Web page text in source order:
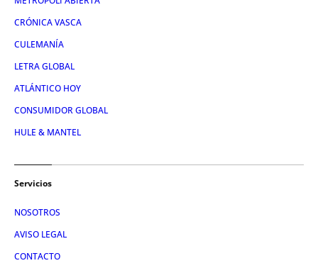
CRÓNICA VASCA
CULEMANÍA
LETRA GLOBAL
ATLÁNTICO HOY
CONSUMIDOR GLOBAL
HULE & MANTEL
Servicios
NOSOTROS
AVISO LEGAL
CONTACTO